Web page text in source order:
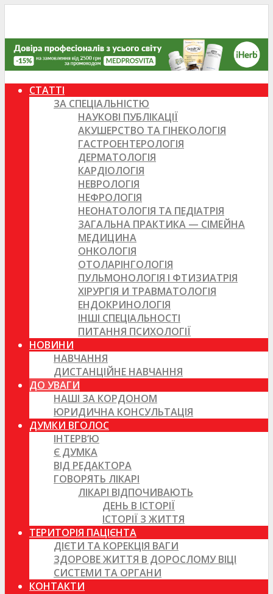
СТАТТІ
ЗА СПЕЦІАЛЬНІСТЮ
НАУКОВІ ПУБЛІКАЦІЇ
АКУШЕРСТВО ТА ГІНЕКОЛОГІЯ
ГАСТРОЕНТЕРОЛОГІЯ
ДЕРМАТОЛОГІЯ
КАРДІОЛОГІЯ
НЕВРОЛОГІЯ
НЕФРОЛОГІЯ
НЕОНАТОЛОГІЯ ТА ПЕДІАТРІЯ
ЗАГАЛЬНА ПРАКТИКА — СІМЕЙНА
МЕДИЦИНА
ОНКОЛОГІЯ
ОТОЛАРІНГОЛОГІЯ
ПУЛЬМОНОЛОГІЯ І ФТИЗИАТРІЯ
ХІРУРГІЯ И ТРАВМАТОЛОГІЯ
ЕНДОКРИНОЛОГІЯ
ІНШІ СПЕЦІАЛЬНОСТІ
ПИТАННЯ ПСИХОЛОГІЇ
НОВИНИ
НАВЧАННЯ
ДИСТАНЦІЙНЕ НАВЧАННЯ
ДО УВАГИ
НАШІ ЗА КОРДОНОМ
ЮРИДИЧНА КОНСУЛЬТАЦІЯ
ДУМКИ ВГОЛОС
ІНТЕРВ’Ю
Є ДУМКА
ВІД РЕДАКТОРА
ГОВОРЯТЬ ЛІКАРІ
ЛІКАРІ ВІДПОЧИВАЮТЬ
ДЕНЬ В ІСТОРІЇ
ІСТОРІЇ З ЖИТТЯ
ТЕРИТОРІЯ ПАЦІЄНТА
ДІЄТИ ТА КОРЕКЦІЯ ВАГИ
ЗДОРОВЕ ЖИТТЯ В ДОРОСЛОМУ ВІЦІ
СИСТЕМИ ТА ОРГАНИ
КОНТАКТИ